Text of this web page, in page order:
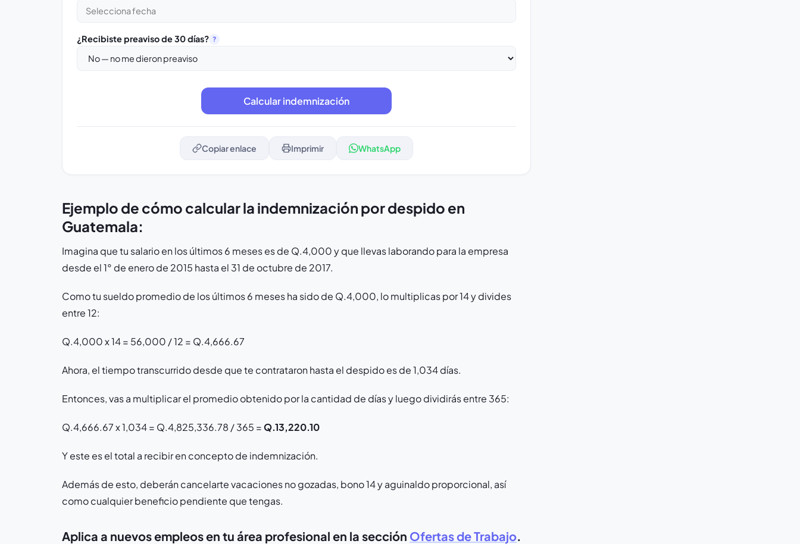
¿Recibiste preaviso de 30 días? ?
Copiar enlace Imprimir WhatsApp
Ejemplo de cómo calcular la indemnización por despido en
Guatemala:
Imagina que tu salario en los últimos 6 meses es de Q.4,000 y que llevas laborando para la empresa
desde el 1° de enero de 2015 hasta el 31 de octubre de 2017.
Como tu sueldo promedio de los últimos 6 meses ha sido de Q.4,000, lo multiplicas por 14 y divides
entre 12:
Q.4,000 x 14 = 56,000 / 12 = Q.4,666.67
Ahora, el tiempo transcurrido desde que te contrataron hasta el despido es de 1,034 días.
Entonces, vas a multiplicar el promedio obtenido por la cantidad de días y luego dividirás entre 365:
Q.4,666.67 x 1,034 = Q.4,825,336.78 / 365 =Q.13,220.10
Y este es el total a recibir en concepto de indemnización.
Además de esto, deberán cancelarte vacaciones no gozadas, bono 14 y aguinaldo proporcional, así
como cualquier beneficio pendiente que tengas.
Aplica a nuevos empleos en tu área profesional en la sección Ofertas de Trabajo.